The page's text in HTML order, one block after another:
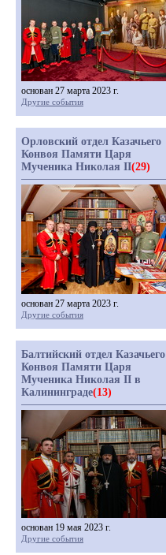
основан 27 марта 2023 г.
Другие события
Орловский отдел Казачьего
Конвоя Памяти Царя
Мученика Николая II(29)
основан 27 марта 2023 г.
Другие события
Балтийский отдел Казачьего
Конвоя Памяти Царя
Мученика Николая II в
Калининграде(13)
основан 19 мая 2023 г.
Другие события